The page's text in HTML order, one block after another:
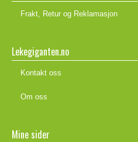
Frakt, Retur og Reklamasjon
Lekegiganten.no
Kontakt oss
Om oss
Mine sider